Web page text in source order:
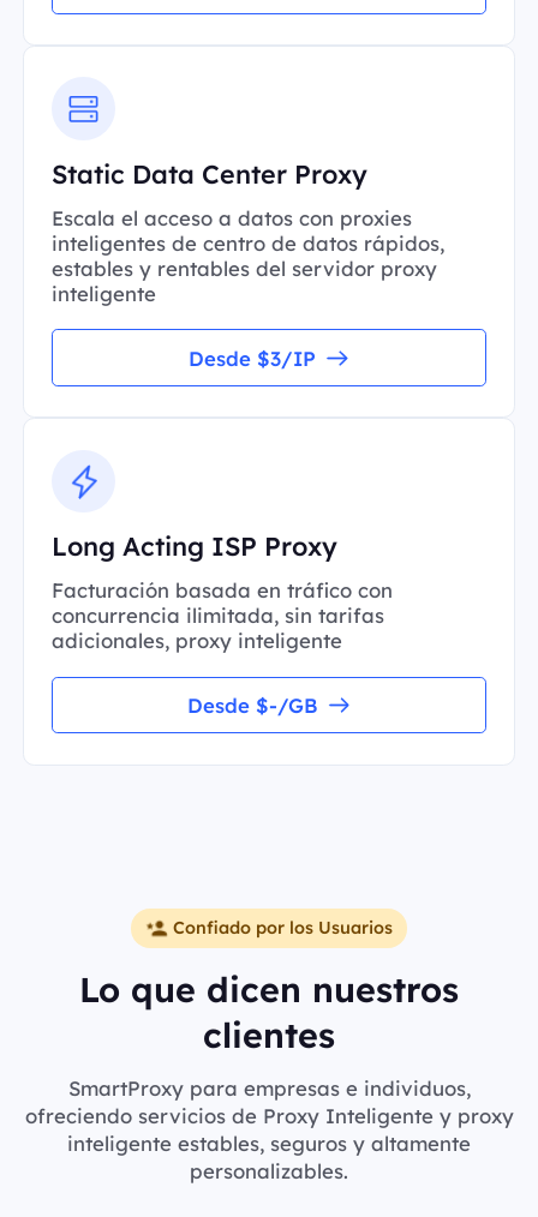
Static Data Center Proxy
Escala el acceso a datos con proxies
inteligentes de centro de datos rápidos,
estables y rentables del servidor proxy
inteligente
Desde $3/IP
Long Acting ISP Proxy
Facturación basada en tráfico con
concurrencia ilimitada, sin tarifas
adicionales, proxy inteligente
Desde $-/GB
Confiado por los Usuarios
Lo que dicen nuestros
clientes
SmartProxy para empresas e individuos,
ofreciendo servicios de Proxy Inteligente y proxy
inteligente estables, seguros y altamente
personalizables.